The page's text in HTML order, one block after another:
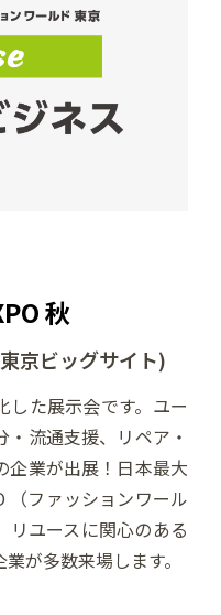
秋
ビッグサイト)
した展示会です。ユー
流通支援、リペア・
企業が出展！日本最大
（ファッションワール
リユースに関心のある
が多数来場します。